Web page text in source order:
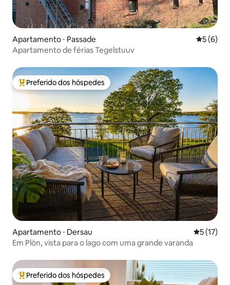
Apartamento ⋅ Passade 5 de
5 (6)
Apartamento de férias Tegelstuuv
Entre os melhores preferidos dos hóspedes
Preferido dos hóspedes
Apartamento ⋅ Dersau 5 de uma
5 (17)
Em Plön, vista para o lago com uma grande varanda
Entre os melhores preferidos dos hóspedes
Preferido dos hóspedes